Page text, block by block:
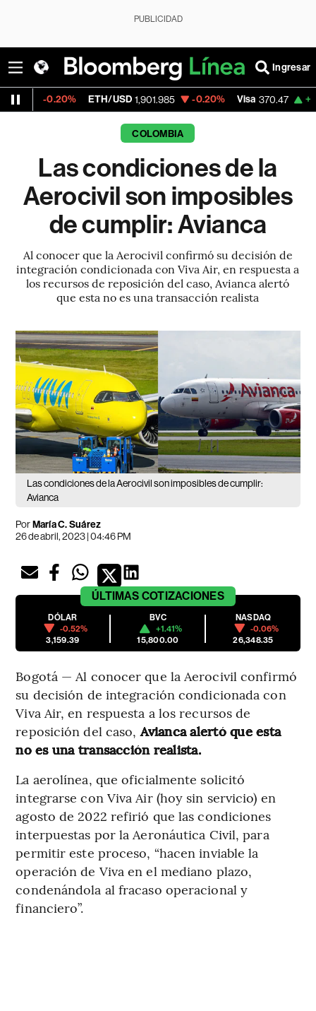
PUBLICIDAD
Ingresar
ETH/USD 1,901.985 -0.20% Visa 370.47 +0.52%
COLOMBIA
Las condiciones de la
Aerocivil son imposibles
de cumplir: Avianca
Al conocer que la Aerocivil confirmó su decisión de
integración condicionada con Viva Air, en respuesta a
los recursos de reposición del caso, Avianca alertó
que esta no es una transacción realista
Las condiciones de la Aerocivil son imposibles de cumplir:
Avianca
PorMaría C. Suárez
26 de abril, 2023 | 04:46 PM
ÚLTIMAS COTIZACIONES
DÓLAR
-0.52%
3,159.39
BVC
+1.41%
15,800.00
NASDAQ
-0.06%
26,348.35
Bogotá — Al conocer que la Aerocivil confirmó
su decisión de integración condicionada con
Viva Air, en respuesta a los recursos de
reposición del caso,Avianca alertó que esta
no es una transacción realista.
La aerolínea, que oficialmente solicitó
integrarse con Viva Air (hoy sin servicio) en
agosto de 2022 refirió que las condiciones
interpuestas por la Aeronáutica Civil, para
permitir este proceso, “hacen inviable la
operación de Viva en el mediano plazo,
condenándola al fracaso operacional y
financiero”.